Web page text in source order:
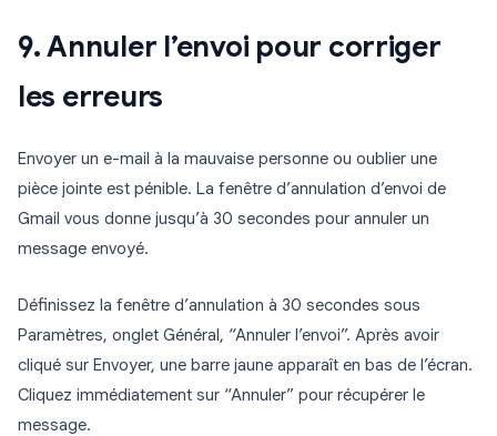
9. Annuler l’envoi pour corriger
les erreurs
Envoyer un e-mail à la mauvaise personne ou oublier une
pièce jointe est pénible. La fenêtre d’annulation d’envoi de
Gmail vous donne jusqu’à 30 secondes pour annuler un
message envoyé.
Définissez la fenêtre d’annulation à 30 secondes sous
Paramètres, onglet Général, “Annuler l’envoi”. Après avoir
cliqué sur Envoyer, une barre jaune apparaît en bas de l’écran.
Cliquez immédiatement sur “Annuler” pour récupérer le
message.